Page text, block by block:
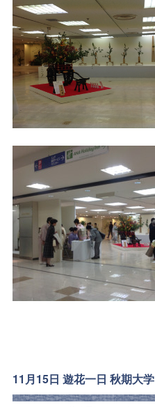
11月15日 遊花一日 秋期大学